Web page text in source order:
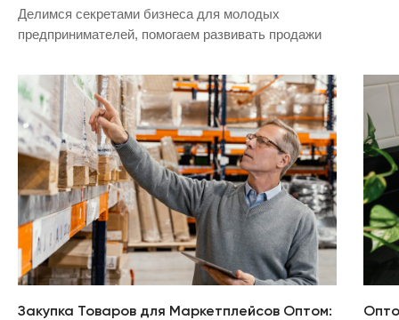
Делимся секретами бизнеса для молодых
предпринимателей, помогаем развивать продажи
Закупка Товаров для Маркетплейсов Оптом: